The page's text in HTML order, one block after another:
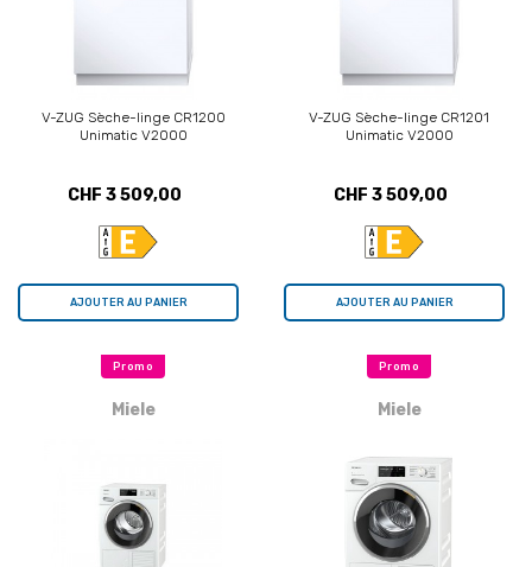
V-ZUG Sèche-linge CR1200
Unimatic V2000
CHF 3 509,00
AJOUTER AU PANIER
V-ZUG Sèche-linge CR1201
Unimatic V2000
CHF 3 509,00
AJOUTER AU PANIER
Promo
Miele
Promo
Miele